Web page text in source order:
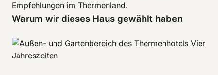
Empfehlungen im Thermenland.
Warum wir dieses Haus gewählt haben